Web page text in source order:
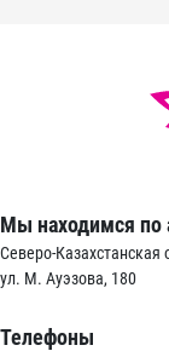
Мы находимся по
Северо-Казахстанская
ул. М. Ауэзова, 180
Телефоны